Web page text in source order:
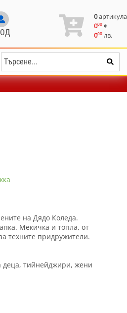
0артикула
000 €
000 лв.
на Дядо Коледа.
Мекичка и топла, от
техните придружители.
деца, тийнейджири, жени